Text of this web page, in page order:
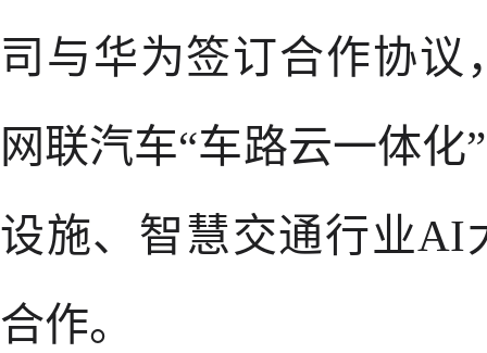
司与华为签订合作协
网联汽车“车路云一体
设施、智慧交通行业AI
合作。